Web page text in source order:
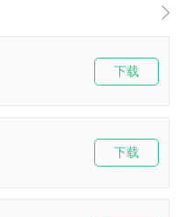
下载
下载